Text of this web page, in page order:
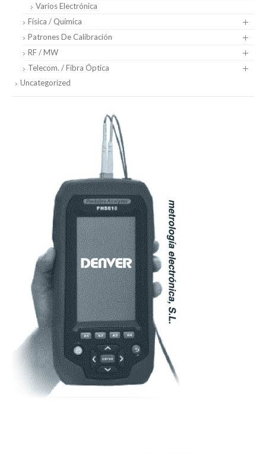
Varios Electrónica
Física / Química
Patrones De Calibración
RF / MW
Telecom. / Fibra Óptica
Uncategorized